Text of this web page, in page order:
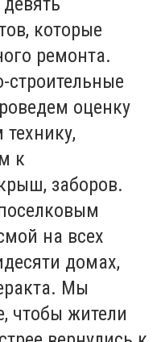
которые
ремонта.
оценку
к
заборов.
на всех
домах,
Мы
чтобы жители